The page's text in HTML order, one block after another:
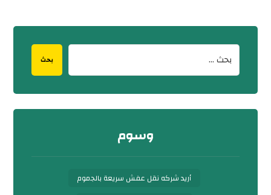
بحث
وسوم
أريد شركه نقل عفش سريعة بالجموم